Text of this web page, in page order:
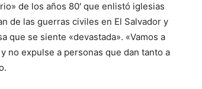
de los años 80′ que enlistó iglesias
de las guerras civiles en El Salvador y
que se siente «devastada». «Vamos a
no expulse a personas que dan tanto a